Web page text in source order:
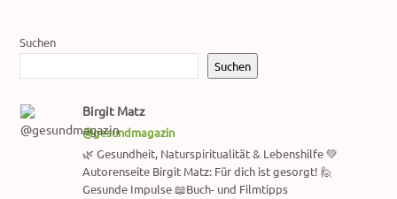
Suchen
Suchen
Birgit Matz
@gesundmagazin
🌿 Gesundheit, Naturspiritualität & Lebenshilfe 💚
Autorenseite Birgit Matz: Für dich ist gesorgt! 🙋
Gesunde Impulse 📖Buch- und Filmtipps